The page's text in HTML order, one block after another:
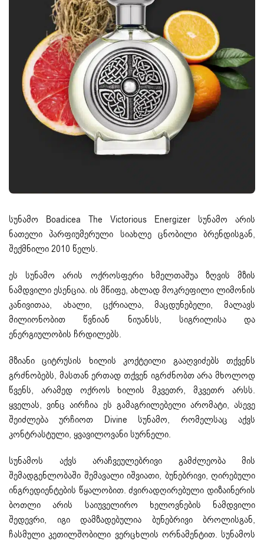
სუნამო Boadicea The Victorious Energizer სუნამო არის
ნათელი პარფიუმერული სიახლე ცნობილი ბრენდისგან,
შექმნილი 2010 წელს.
ეს სუნამო არის ოქროსფერი ხმელთაშუა ზღვის მზის
ნამდვილი ესენცია. ის მწიფე, ახლად მოკრეფილი ლიმონის
კანივითაა, ახალი, ცქრიალა, მაცდუნებელი, მალავს
მილიონობით წვნიან ნიუანსს, სიგრილისა და
ენერგიულობის ჩრდილებს.
მზიანი ციტრუსის ხილის კოქტეილი გააღვიძებს თქვენს
გრძნობებს, მასთან ერთად თქვენ იგრძნობთ არა მხოლოდ
წვენს, არამედ ოქროს ხილის მკვეთრ, მკვეთრ არსს.
ყველას, ვინც აირჩია ეს გამაგრილებელი არომატი, ასევე
შეიძლება ურჩიოთ Divine სუნამო, რომელსაც აქვს
კონტრასტული, ყვავილოვანი სურნელი.
სუნამოს აქვს არაჩვეულებრივი გამძლეობა მის
შემადგენლობაში შემავალი იშვიათი, ბუნებრივი, ღირებული
ინგრედიენტების წყალობით. ძვირადღირებული დიზაინერის
ბოთლი არის საიუველირო ხელოვნების ნამდვილი
შედევრი, იგი დამზადებულია ბუნებრივი ბროლისგან,
ჩასმული კეთილშობილი ვერცხლის ორნამენტით. სუნამოს